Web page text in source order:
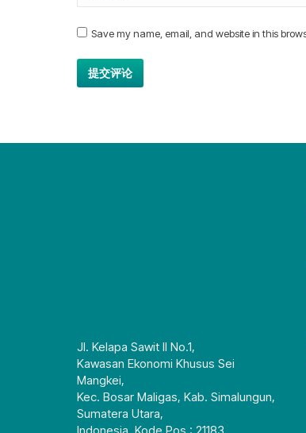
Save my name, email, and website in this
提交评论
Jl. Kelapa Sawit II No.1,
Kawasan Ekonomi Khusus Sei
Mangkei,
Kec. Bosar Maligas, Kab. Simalungun,
Sumatera Utara,
Indonesia, Kode Pos : 21183.